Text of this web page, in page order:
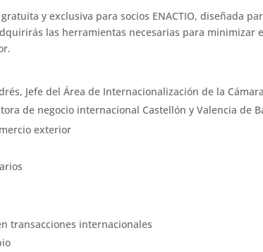
y exclusiva para socios ENACTIO, diseñada
las herramientas necesarias para minimizar
Jefe del Área de Internacionalización de la
de negocio internacional Castellón y Valencia de
exterior
transacciones internacionales